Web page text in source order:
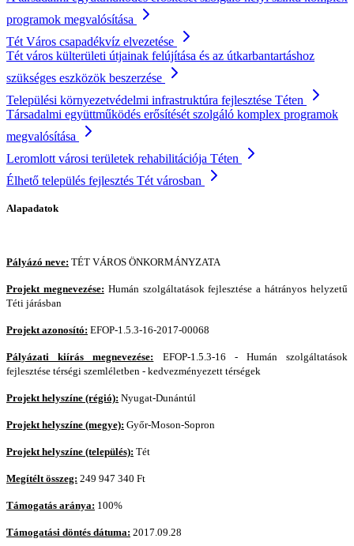
programok megvalósítása
Tét Város csapadékvíz elvezetése
Tét város külterületi útjainak felújítása és az útkarbantartáshoz
szükséges eszközök beszerzése
Települési környezetvédelmi infrastruktúra fejlesztése Téten
Társadalmi együttműködés erősítését szolgáló komplex programok
megvalósítása
Leromlott városi területek rehabilitációja Téten
Élhető település fejlesztés Tét városban
Alapadatok
Pályázó neve: TÉT VÁROS ÖNKORMÁNYZATA
Projekt megnevezése: Humán szolgáltatások fejlesztése a hátrányos helyzetű
Téti járásban
Projekt azonosító: EFOP-1.5.3-16-2017-00068
Pályázati kiírás megnevezése: EFOP-1.5.3-16 - Humán szolgáltatások
fejlesztése térségi szemléletben - kedvezményezett térségek
Projekt helyszíne (régió): Nyugat-Dunántúl
Projekt helyszíne (megye): Győr-Moson-Sopron
Projekt helyszíne (település): Tét
Megítélt összeg: 249 947 340 Ft
Támogatás aránya: 100%
Támogatási döntés dátuma: 2017.09.28